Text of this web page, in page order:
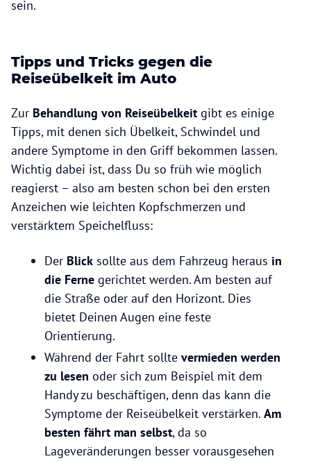
sein.
Tipps und Tricks gegen die
Reiseübelkeit im Auto
Zur Behandlung von Reiseübelkeit gibt es einige
Tipps, mit denen sich Übelkeit, Schwindel und
andere Symptome in den Griff bekommen lassen.
Wichtig dabei ist, dass Du so früh wie möglich
reagierst – also am besten schon bei den ersten
Anzeichen wie leichten Kopfschmerzen und
verstärktem Speichelfluss:
Der Blick sollte aus dem Fahrzeug heraus in
die Ferne gerichtet werden. Am besten auf
die Straße oder auf den Horizont. Dies
bietet Deinen Augen eine feste
Orientierung.
Während der Fahrt sollte vermieden werden
zu lesen oder sich zum Beispiel mit dem
Handy zu beschäftigen, denn das kann die
Symptome der Reiseübelkeit verstärken. Am
besten fährt man selbst, da so
Lageveränderungen besser vorausgesehen